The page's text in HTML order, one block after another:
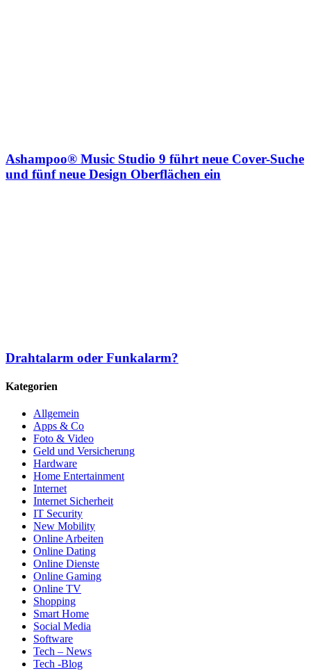
Ashampoo® Music Studio 9 führt neue Cover-Suche
und fünf neue Design Oberflächen ein
Drahtalarm oder Funkalarm?
Kategorien
Allgemein
Apps & Co
Foto & Video
Geld und Versicherung
Hardware
Home Entertainment
Internet
Internet Sicherheit
IT Security
New Mobility
Online Arbeiten
Online Dating
Online Dienste
Online Gaming
Online TV
Shopping
Smart Home
Social Media
Software
Tech – News
Tech -Blog